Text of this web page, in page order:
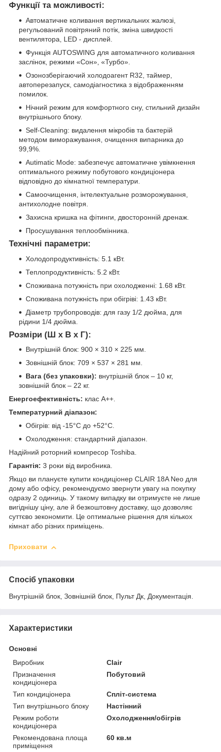
Функції та можливості:
Автоматичне коливання вертикальних жалюзі,
регульований повітряний потік, зміна швидкості
вентилятора, LED - дисплей.
Функція AUTOSWING для автоматичного коливання
заслінок, режими «Сон», «Турбо».
Озонозберігаючий холодоагент R32, таймер,
автоперезапуск, самодіагностика з відображенням
помилок.
Нічний режим для комфортного сну, стильний дизайн
внутрішнього блоку.
Self-Cleaning: видалення мікробів та бактерій
методом виморажування, очищення випарника до
99,9%.
Autimatic Mode: забезпечує автоматичне увімкнення
оптимального режиму побутового кондиціонера
відповідно до кімнатної температури.
Самоочищення, інтелектуальне розморожування,
антихолодне повітря.
Захисна кришка на фітинги, двосторонній дренаж.
Просушування теплообмінника.
Технічні параметри:
Холодопродуктивність: 5.1 кВт.
Теплопродуктивність: 5.2 кВт.
Споживана потужність при охолодженні: 1.68 кВт.
Споживана потужність при обігріві: 1.43 кВт.
Діаметр трубопроводів: для газу 1/2 дюйма, для
рідини 1/4 дюйма.
Розміри (Ш x В x Г):
Внутрішній блок: 900 × 310 × 225 мм.
Зовнішній блок: 709 × 537 × 281 мм.
Вага (без упаковки): внутрішній блок – 10 кг,
зовнішній блок – 22 кг.
Енергоефективність: клас А++.
Температурний діапазон:
Обігрів: від -15°C до +52°C.
Охолодження: стандартний діапазон.
Надійний роторний компресор Toshiba.
Гарантія: 3 роки від виробника.
Якщо ви плануєте купити кондиціонер CLAIR 18A Neo для
дому або офісу, рекомендуємо звернути увагу на покупку
одразу 2 одиниць. У такому випадку ви отримуєте не лише
вигіднішу ціну, але й безкоштовну доставку, що дозволяє
суттєво зекономити. Це оптимальне рішення для кількох
кімнат або різних приміщень.
Приховати
Спосіб упаковки
Внутрішній блок, Зовнішній блок, Пульт Дк, Документація.
Характеристики
Основні
Виробник
Clair
Призначення
кондиціонера
Побутовий
Тип кондиціонера
Спліт-система
Тип внутрішнього блоку
Настінний
Режим роботи
кондиціонера
Охолодження/обігрів
Рекомендована площа
приміщення
60 кв.м